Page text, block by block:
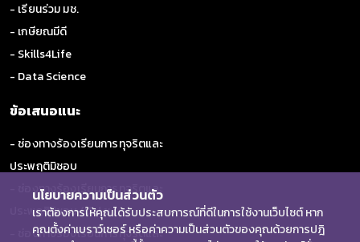
- เรียนร่วม มช.
- เกษียณมีดี
- Skills4Life
- Data Science
ข้อเสนอแนะ
- ช่องทางร้องเรียนการทุจริตและ
ประพฤติมิชอบ
- ช่องทางร้องเรียนการทุจริตและ
ประพฤติมิชอบ (ป.ป.ช.)
- ช่องทางร้องเรียนการทุจริตและ
นโยบายความเป็นส่วนตัว
เราต้องการให้คุณได้รับประสบการณ์ที่ดีในการใช้งานเว็บไซต์ หาก
คุณตั้งค่าเบราว์เซอร์ หรือค่าความเป็นส่วนตัวของคุณด้วยการปฎิ